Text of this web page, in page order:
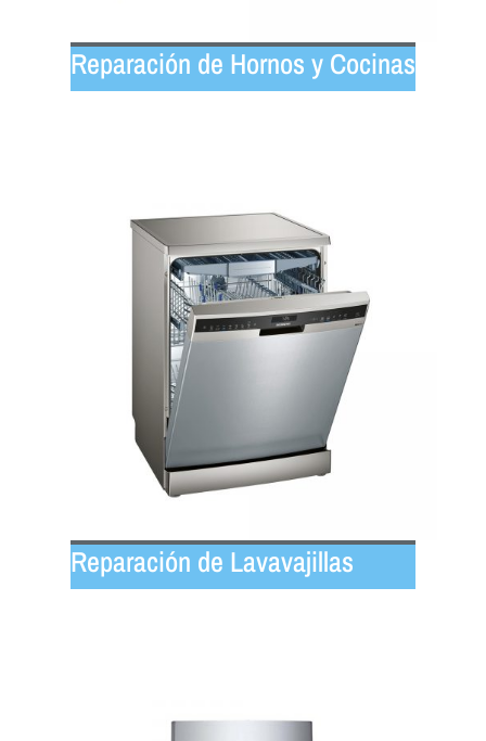
Reparación de Hornos y Cocinas
Reparación de Lavavajillas